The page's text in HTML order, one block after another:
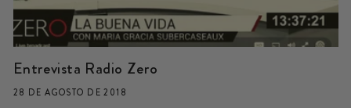
Entrevista Radio Zero
28 DE AGOSTO DE 2018